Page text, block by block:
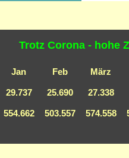
Trotz Corona - hohe
Jan Feb März
29.737 25.690 27.338
554.662 503.557 574.558